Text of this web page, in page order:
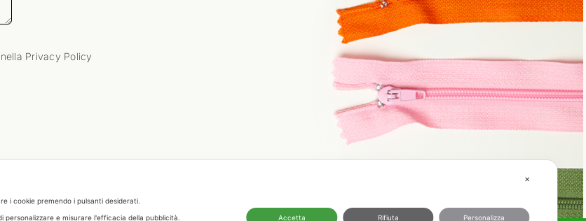
Privacy Policy
✕
i cookie premendo i pulsanti desiderati.
e misurare l'efficacia della pubblicità.
Accetta Rifiuta Personalizza